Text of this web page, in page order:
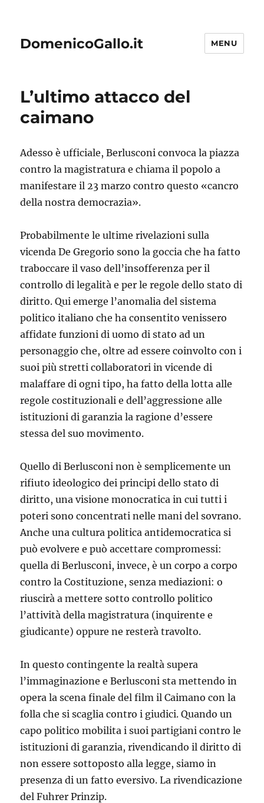
DomenicoGallo.it MENU
L’ultimo attacco del
caimano
Adesso è ufficiale, Berlusconi convoca la piazza
contro la magistratura e chiama il popolo a
manifestare il 23 marzo contro questo «cancro
della nostra democrazia».
Probabilmente le ultime rivelazioni sulla
vicenda De Gregorio sono la goccia che ha fatto
traboccare il vaso dell’insofferenza per il
controllo di legalità e per le regole dello stato di
diritto. Qui emerge l’anomalia del sistema
politico italiano che ha consentito venissero
affidate funzioni di uomo di stato ad un
personaggio che, oltre ad essere coinvolto con i
suoi più stretti collaboratori in vicende di
malaffare di ogni tipo, ha fatto della lotta alle
regole costituzionali e dell’aggressione alle
istituzioni di garanzia la ragione d’essere
stessa del suo movimento.
Quello di Berlusconi non è semplicemente un
rifiuto ideologico dei principi dello stato di
diritto, una visione monocratica in cui tutti i
poteri sono concentrati nelle mani del sovrano.
Anche una cultura politica antidemocratica si
può evolvere e può accettare compromessi:
quella di Berlusconi, invece, è un corpo a corpo
contro la Costituzione, senza mediazioni: o
riuscirà a mettere sotto controllo politico
l’attività della magistratura (inquirente e
giudicante) oppure ne resterà travolto.
In questo contingente la realtà supera
l’immaginazione e Berlusconi sta mettendo in
opera la scena finale del film il Caimano con la
folla che si scaglia contro i giudici. Quando un
capo politico mobilita i suoi partigiani contro le
istituzioni di garanzia, rivendicando il diritto di
non essere sottoposto alla legge, siamo in
presenza di un fatto eversivo. La rivendicazione
del Fuhrer Prinzip.